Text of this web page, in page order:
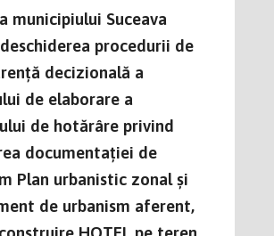
municipiului Suceava
procedurii de
decizională a
de elaborare a
de hotărâre privind
documentației de
Plan urbanistic zonal și
de urbanism aferent,
HOTEL pe teren